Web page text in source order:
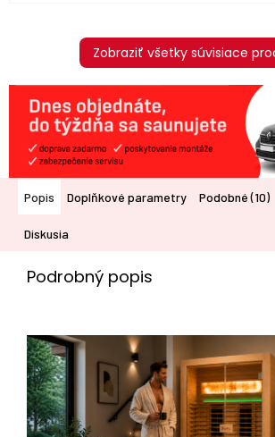
Zobraziť všetky súvisiace
Popis Doplňkové parametry Podobné (10)
Diskusia
Podrobný popis